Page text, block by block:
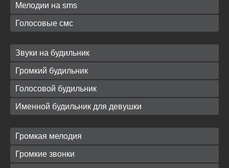
Мелодии на sms
Голосовые смс
Звуки на будильник
Громкий будильник
Голосовой будильник
Именной будильник для девушки
Громкая мелодия
Громкие звонки